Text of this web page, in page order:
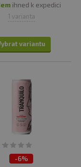
ihned k expedici
1 varianta
variantu
-6%